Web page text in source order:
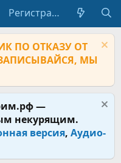
Регистрация
ПО ОТКАЗУ ОТ
МЫ
—
некурящим.
версия, Аудио-